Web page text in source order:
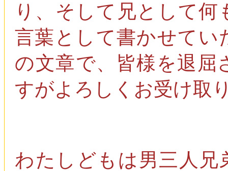
り、そして兄として
言葉として書かせてい
の文章で、皆様を退屈
すがよろしくお受け取
わたしどもは男三人兄